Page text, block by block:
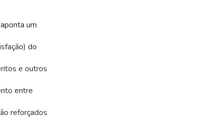
um
do
e outros
entre
reforçados